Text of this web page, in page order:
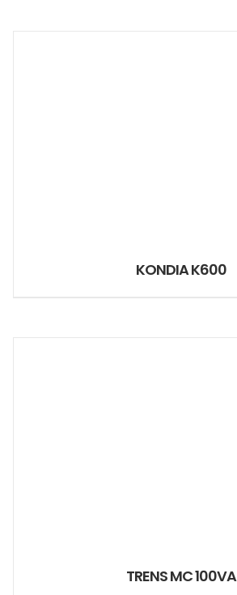
KONDIA K600
TRENS MC 100VA